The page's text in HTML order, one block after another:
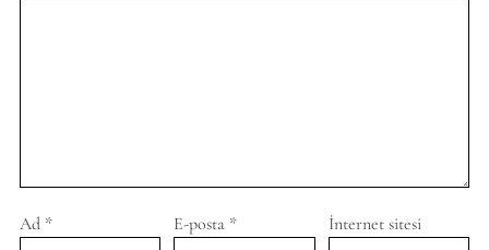
Ad * E-posta * İnternet sitesi